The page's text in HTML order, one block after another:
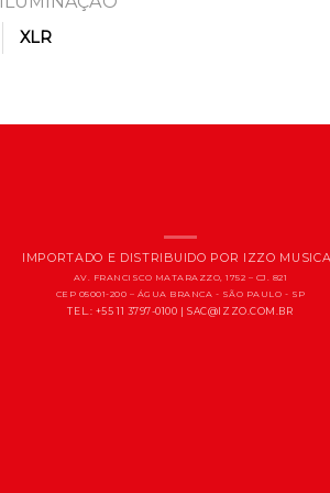
XLR
IMPORTADO E DISTRIBUIDO POR IZZO
AV. FRANCISCO MATARAZZO, 1752 – CJ. 821
CEP 05001-200 – ÁGUA BRANCA - SÃO PAULO - SP
TEL.: +55 11 3797-0100 |SAC@IZZO.COM.BR